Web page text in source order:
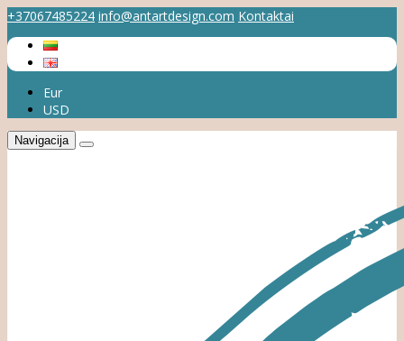
+37067485224 info@antartdesign.com Kontaktai
Eur
USD
Navigacija